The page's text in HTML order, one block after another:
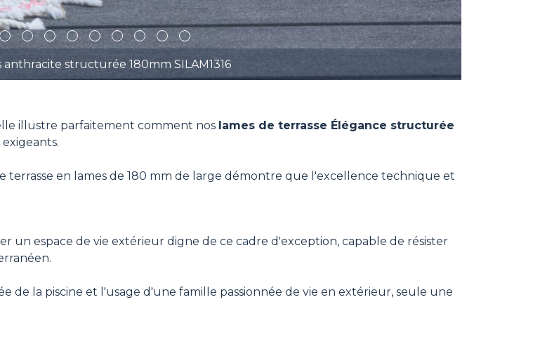
anthracite structurée 180mm SILAM1316
4 5 6 7 8 9 10 11 12
illustre parfaitement comment nos lames de terrasse Élégance structurée
terrasse en lames de 180 mm de large démontre que l'excellence technique et
un espace de vie extérieur digne de ce cadre d'exception, capable de résister
de la piscine et l'usage d'une famille passionnée de vie en extérieur, seule une